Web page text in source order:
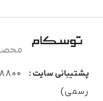
پشتیبانی سایت :
رسمی)